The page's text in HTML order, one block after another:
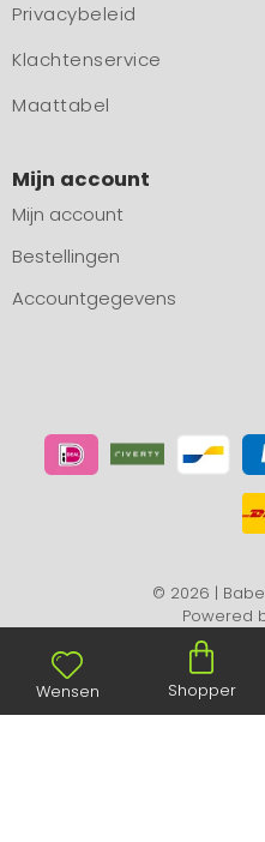
Privacybeleid
Klachtenservice
Maattabel
Mijn account
Mijn account
Bestellingen
Accountgegevens
© 2026 |
Powered
Wensen Shopper